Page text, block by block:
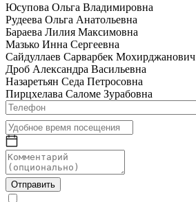
Юсупова Ольга Владимировна
Рудеева Ольга Анатольевна
Бараева Лилия Максимовна
Мазько Инна Сергеевна
Сайдуллаев Сарварбек Мохирджанович
Дроб Александра Васильевна
Назаретьян Седа Петросовна
Пирцхелава Саломе Зурабовна
Отправить